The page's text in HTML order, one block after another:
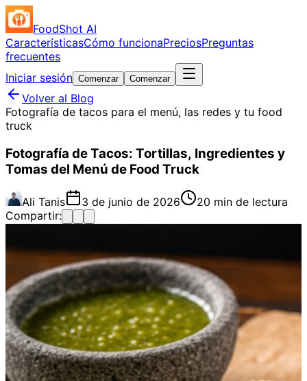
FoodShot AI
CaracterísticasCómo funcionaPreciosPreguntas
frecuentes
Iniciar sesión Comenzar Comenzar
Volver al Blog
Fotografía de tacos para el menú, las redes y tu food
truck
Fotografía de Tacos: Tortillas, Ingredientes y
Tomas del Menú de Food Truck
Ali Tanis 3 de junio de 2026
20 min de lectura
Compartir: